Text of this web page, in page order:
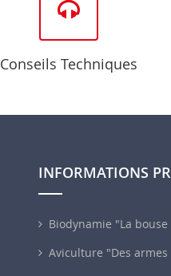
Conseils Techniques
INFORMATIONS
Biodynamie "La
Aviculture "Des